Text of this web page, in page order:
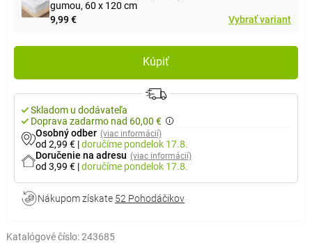
gumou, 60 x 120 cm
9,99 €
Vybrať variant
Kúpiť
Skladom u dodávateľa
Doprava zadarmo nad 60,00 €
Osobný odber (viac informácií)
od 2,99 € |doručíme pondelok 17.8.
Doručenie na adresu (viac informácií)
od 3,99 € |doručíme pondelok 17.8.
Nákupom získate 52 Pohodáčikov
Katalógové číslo:243685